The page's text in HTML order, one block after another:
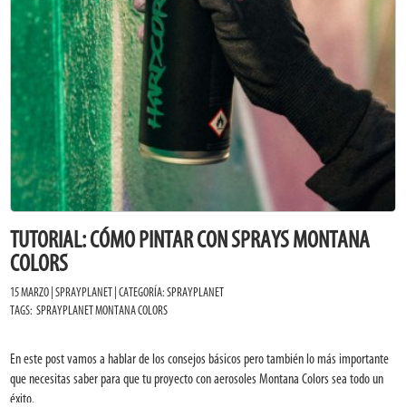
TUTORIAL: CÓMO PINTAR CON SPRAYS MONTANA
COLORS
15 MARZO | SPRAYPLANET | CATEGORÍA:SPRAYPLANET
TAGS: SPRAYPLANETMONTANA COLORS
En este post vamos a hablar de los consejos básicos pero también lo más importante
que necesitas saber para que tu proyecto con aerosoles Montana Colors sea todo un
éxito.